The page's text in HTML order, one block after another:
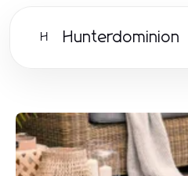
H Hunterdominion